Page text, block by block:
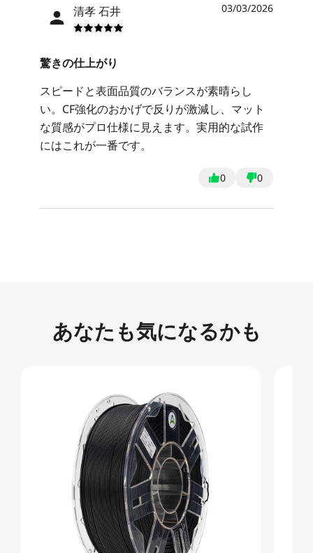
清孝 石井 03/03/2026
驚きの仕上がり
スピードと表面品質のバランスが素晴らし
い。CF強化のおかげで反りが激減し、マット
な質感がプロ仕様に見えます。実用的な試作
にはこれが一番です。
0 0
あなたも気になるかも